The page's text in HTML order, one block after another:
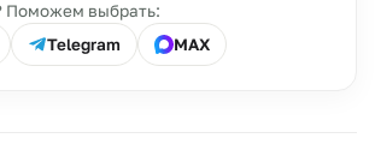
Поможем выбрать:
Telegram MAX